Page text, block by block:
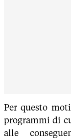
Per questo
programmi di
alle